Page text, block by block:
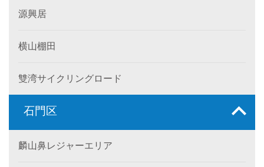
源興居
横山棚田
雙湾サイクリングロード
石門区
麟山鼻レジャーエリア